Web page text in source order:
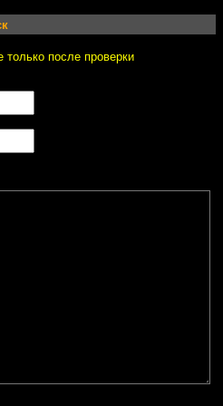
только после проверки